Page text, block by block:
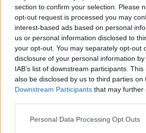
section to confirm your selection. Please
opt-out request is processed you may
interest-based ads based on personal
us or personal information disclosed to
your opt-out. You may separately opt-out
disclosure of your personal information
IAB’s list of downstream participants.
also be disclosed by us to third parties on
Downstream Participants that may further
Personal Data Processing Opt Outs
κάνει την άσκηση ακόμα πιο
ασκούμενη καταβάλλει
προκειμένου να ισορροπήσει πάνω
μετακινήσεις της επιλέγει το
χρησιμοποιώντας το βαγόνι των
δεν παρατηρείται συνωστισμός σε
άλλα βαγόνια. Θα κατέβει στη
καταστήματα κάνοντας μία ακόμα